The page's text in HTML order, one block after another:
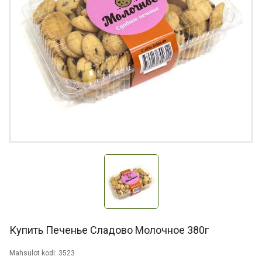
Купить Печенье Сладово Молочное 380г
Mahsulot kodi: 3523